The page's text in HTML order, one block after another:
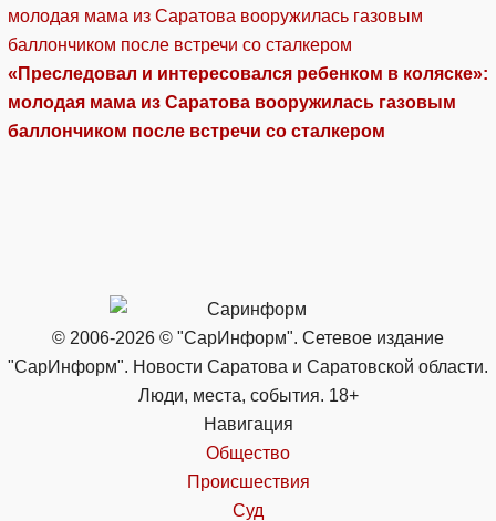
«Преследовал и интересовался ребенком в коляске»:
молодая мама из Саратова вооружилась газовым
баллончиком после встречи со сталкером
© 2006-2026 © "СарИнформ". Сетевое издание
"СарИнформ". Новости Саратова и Саратовской области.
Люди, места, события. 18+
Навигация
Общество
Происшествия
Суд